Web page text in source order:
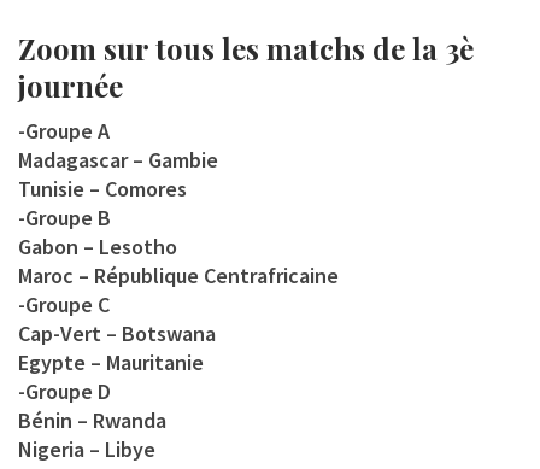
Zoom sur tous les matchs de la 3è
journée
-Groupe A
Madagascar – Gambie
Tunisie – Comores
-Groupe B
Gabon – Lesotho
Maroc – République Centrafricaine
-Groupe C
Cap-Vert – Botswana
Egypte – Mauritanie
-Groupe D
Bénin – Rwanda
Nigeria – Libye